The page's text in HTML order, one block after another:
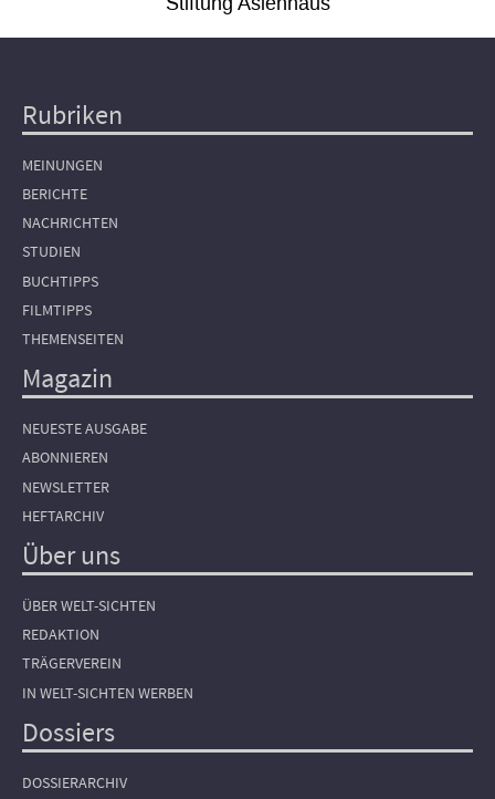
Hauptnavigation
Rubriken
MEINUNGEN
BERICHTE
NACHRICHTEN
STUDIEN
BUCHTIPPS
FILMTIPPS
THEMENSEITEN
Magazin
NEUESTE AUSGABE
ABONNIEREN
NEWSLETTER
HEFTARCHIV
Über uns
ÜBER WELT-SICHTEN
REDAKTION
TRÄGERVEREIN
IN WELT-SICHTEN WERBEN
Dossiers
DOSSIERARCHIV